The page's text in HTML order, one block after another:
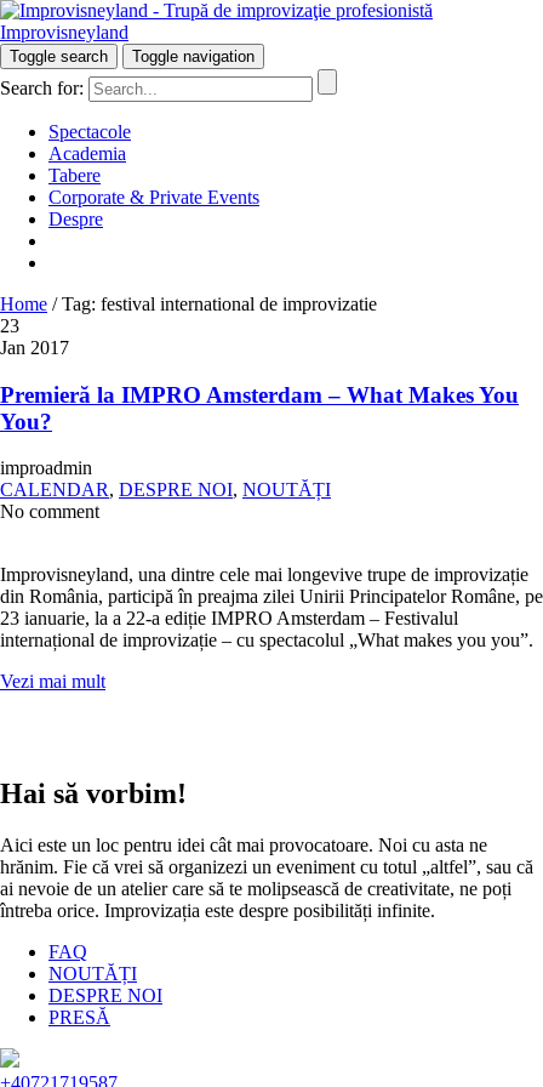
Improvisneyland
Toggle search Toggle navigation
Search for:
Spectacole
Academia
Tabere
Corporate & Private Events
Despre
Home /Tag: festival international de improvizatie
23
Jan 2017
Premieră la IMPRO Amsterdam – What Makes You
You?
improadmin
CALENDAR, DESPRE NOI, NOUTĂȚI
No comment
Improvisneyland, una dintre cele mai longevive trupe de improvizație
din România, participă în preajma zilei Unirii Principatelor Române, pe
23 ianuarie, la a 22-a ediție IMPRO Amsterdam – Festivalul
internațional de improvizație – cu spectacolul „What makes you you”.
Vezi mai mult
Hai să vorbim!
Aici este un loc pentru idei cât mai provocatoare. Noi cu asta ne
hrănim. Fie că vrei să organizezi un eveniment cu totul „altfel”, sau că
ai nevoie de un atelier care să te molipsească de creativitate, ne poți
întreba orice. Improvizația este despre posibilități infinite.
FAQ
NOUTĂȚI
DESPRE NOI
PRESĂ